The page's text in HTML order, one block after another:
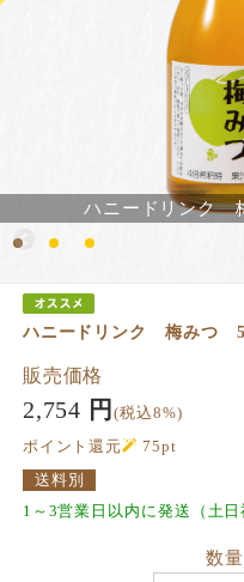
ハニードリンク
ハニードリンク 梅みつ
販売価格
2,754 円(税込8%)
ポイント還元
75pt
送料別
1～3営業日以内に発送（土日
数量